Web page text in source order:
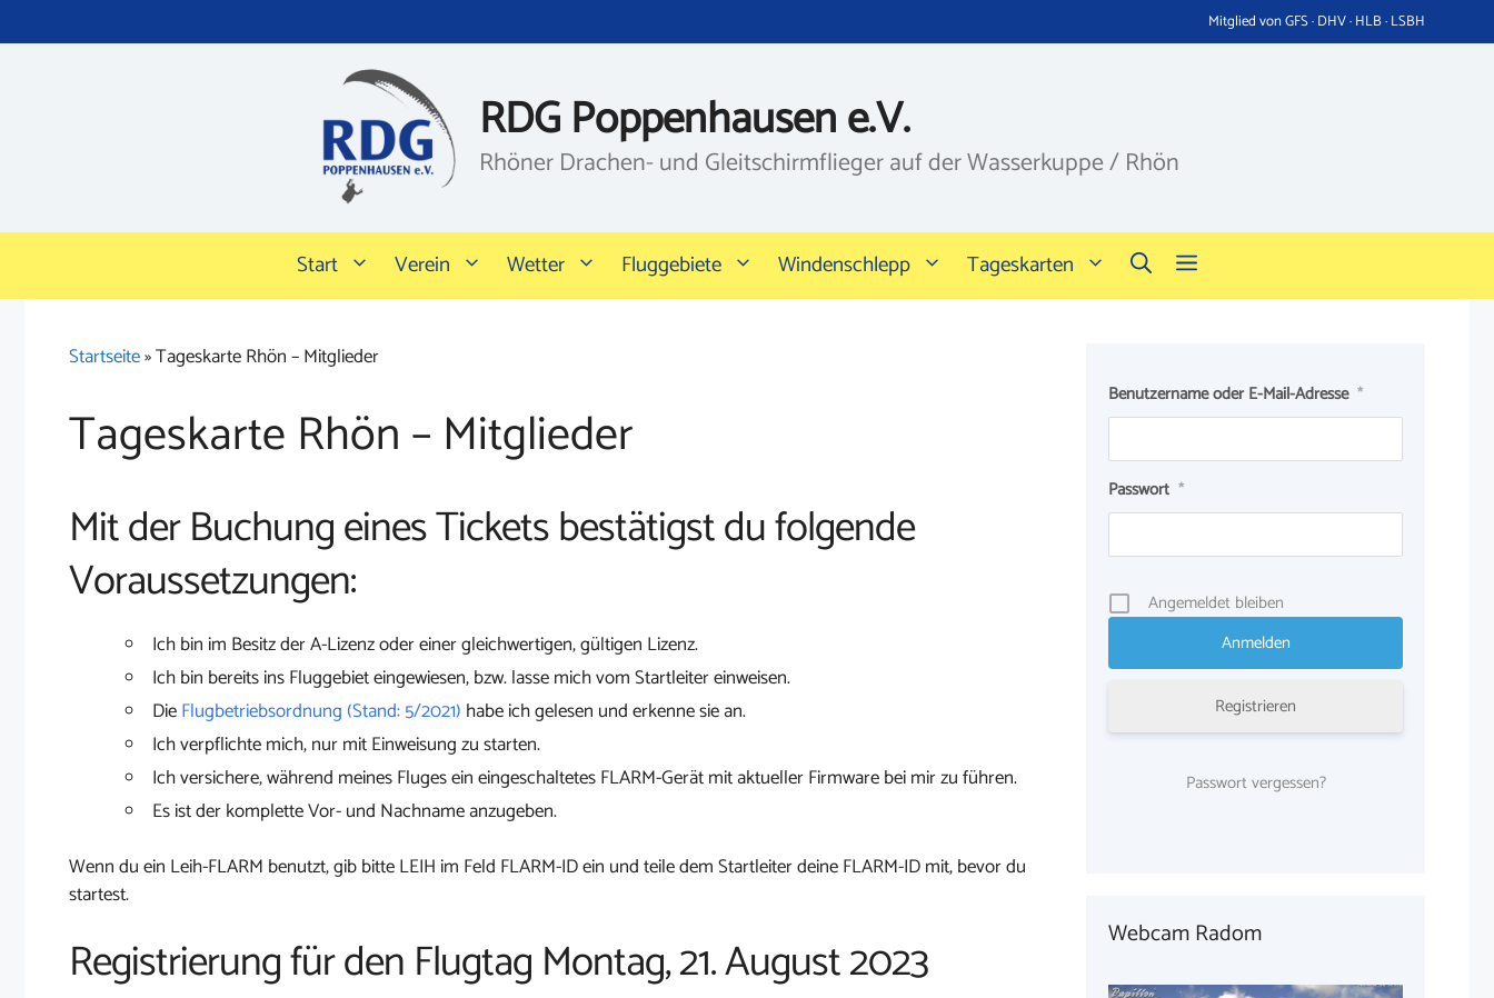
Inhalt
Mitglied von GFS · DHV · HLB · LSBH
RDG Poppenhausen e.V.
Rhöner Drachen- und Gleitschirmflieger auf der Wasserkuppe / Rhön
Start Verein Wetter Fluggebiete Windenschlepp Tageskarten
Startseite»Tageskarte Rhön – Mitglieder
Tageskarte Rhön – Mitglieder
Mit der Buchung eines Tickets bestätigst du folgende
Voraussetzungen:
Ich bin im Besitz der A-Lizenz oder einer gleichwertigen, gültigen Lizenz.
Ich bin bereits ins Fluggebiet eingewiesen, bzw. lasse mich vom Startleiter einweisen.
DieFlugbetriebsordnung (Stand: 5/2021) habe ich gelesen und erkenne sie an.
Ich verpflichte mich, nur mit Einweisung zu starten.
Ich versichere, während meines Fluges ein eingeschaltetes FLARM-Gerät mit aktueller Firmware bei mir zu führen.
Es ist der komplette Vor- und Nachname anzugeben.
Wenn du ein Leih-FLARM benutzt, gib bitte LEIH im Feld FLARM-ID ein und teile dem Startleiter deine FLARM-ID mit, bevor du
startest.
Registrierung für den Flugtag Montag, 21. August 2023
Benutzername oder E-Mail-Adresse *
Passwort *
Angemeldet bleiben
Registrieren
Passwort vergessen?
Webcam Radom